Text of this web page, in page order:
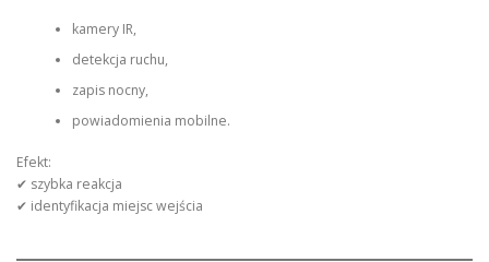
kamery IR,
detekcja ruchu,
zapis nocny,
powiadomienia mobilne.
Efekt:
✔ szybka reakcja
✔ identyfikacja miejsc wejścia